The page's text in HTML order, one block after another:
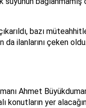
bazı
ilanlarını çeken
Ahmet
konutların yer